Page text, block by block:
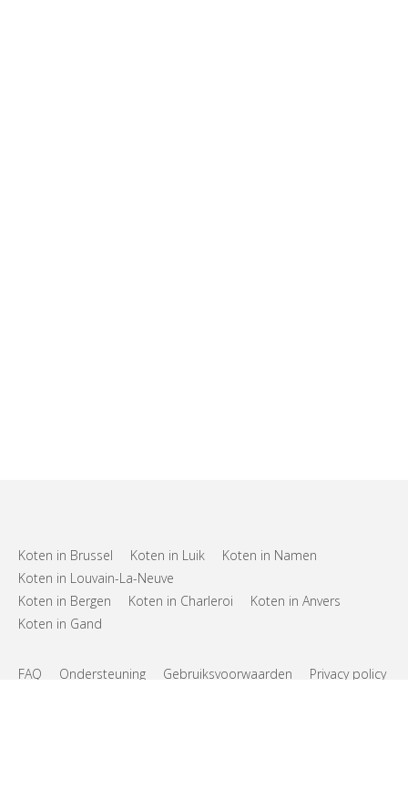
Koten in Brussel Koten in Luik
Koten in Namen
Koten in Louvain-La-Neuve
Koten in Bergen
Koten in Charleroi
Koten in Anvers
Koten in Gand
FAQ Ondersteuning Gebruiksvoorwaarden Privacy policy